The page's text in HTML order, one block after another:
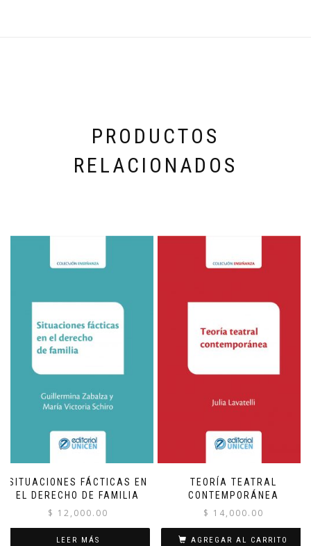
PRODUCTOS
RELACIONADOS
SITUACIONES FÁCTICAS EN
EL DERECHO DE FAMILIA
$ 12,000.00
LEER MÁS
TEORÍA TEATRAL
CONTEMPORÁNEA
$ 14,000.00
AGREGAR AL CARRITO